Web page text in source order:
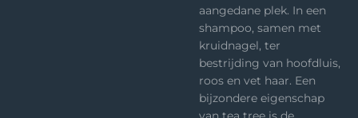
aangedane plek. In een
shampoo, samen met
kruidnagel, ter
bestrijding van hoofdluis,
roos en vet haar. Een
bijzondere eigenschap